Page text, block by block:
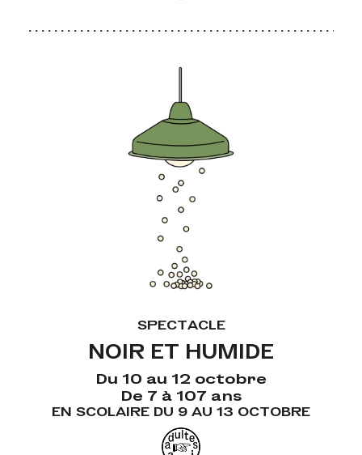
SPECTACLE
NOIR ET HUMIDE
Du 10 au 12 octobre
De 7 à 107 ans
EN SCOLAIRE DU 9 AU 13 OCTOBRE